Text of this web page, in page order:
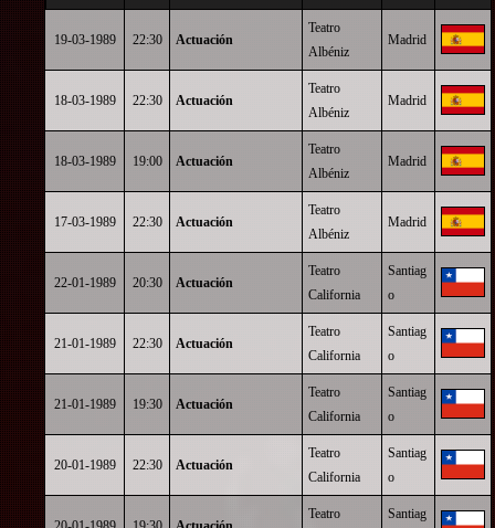
19-03-1989 22:30 Actuación
Teatro
Albéniz
Madrid
18-03-1989 22:30 Actuación
Teatro
Albéniz
Madrid
18-03-1989 19:00 Actuación
Teatro
Albéniz
Madrid
17-03-1989 22:30 Actuación
Teatro
Albéniz
Madrid
22-01-1989 20:30 Actuación
Teatro
California
Santiag
o
21-01-1989 22:30 Actuación
Teatro
California
Santiag
o
21-01-1989 19:30 Actuación
Teatro
California
Santiag
o
20-01-1989 22:30 Actuación
Teatro
California
Santiag
o
Teatro
Santiag